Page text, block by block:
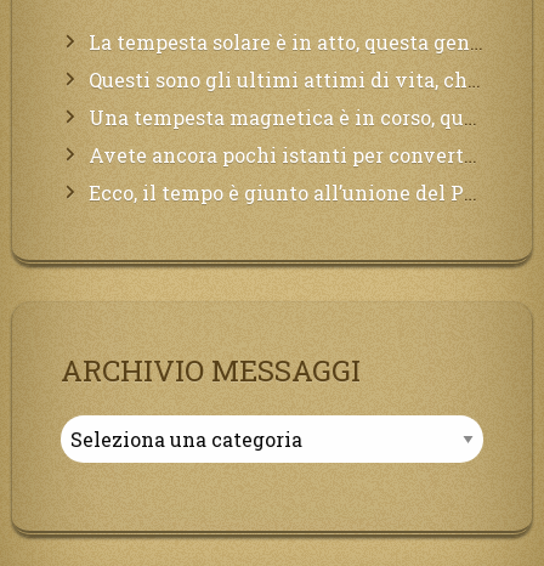
La tempesta solare è in atto, questa generazione soffrirà molto, la Terra arderà, l’acqua sarà contaminata, il cibo non sarà più nelle vostre mense.
Questi sono gli ultimi attimi di vita, chi si vuole salvare Mi chiami in suo aiuto.
Una tempesta magnetica è in corso, questa generazione patirà. Il black out non tarderà ad arrivare e tutta la Terra sarà oscurata.
Avete ancora pochi istanti per convertirvi, non perdete tempo, la sciagura arriverà all’improvviso e per chi non si sarà preparato saranno dolori.
Ecco, il tempo è giunto all’unione del Padre con il figlio, non avete che da attendere pochissimo.
ARCHIVIO MESSAGGI
Archivio
Messaggi